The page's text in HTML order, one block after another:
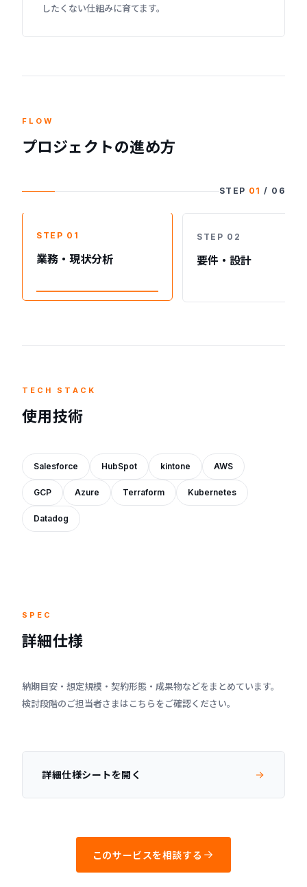
したくない仕組みに育てます。
FLOW
プロジェクトの進め方
STEP 01 / 06
STEP 01
業務・現状分析
STEP 02
要件・設計
TECH STACK
使用技術
Salesforce HubSpot kintone AWS
GCP Azure Terraform Kubernetes
Datadog
SPEC
詳細仕様
納期目安・想定規模・契約形態・成果物などをまとめています。
検討段階のご担当者さまはこちらをご確認ください。
詳細仕様シートを開く
このサービスを相談する